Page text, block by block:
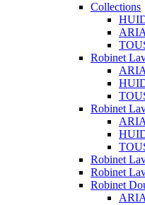
Collections
ARIA
Robinet
ARIA
Robinet
ARIA
Robinet
Robinet
Robinet
ARIA